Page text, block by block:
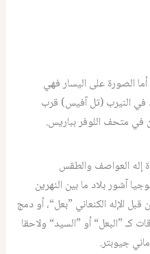
الصورة على اليسار فهي
في النيرب (تل آفيس) قرب
إله العواصف والطقس
آشور بلاد ما بين النهرين
الإله الكنعاني ”بعل“، أو دمج
كـ ”البعل“ أو ”السيد“ ولاحقا
جيوبتر.